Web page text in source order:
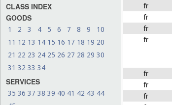
CLASS INDEX
GOODS
1 2 3 4 5 6 7 8 9
10
11 12 13 14 15 16 17 18 19 20
21 22 23 24 25 26 27 28 29 30
31 32 33 34
SERVICES
35 36 37 38 39 40 41 42 43 44
fr
fr
fr
fr
fr
fr
fr